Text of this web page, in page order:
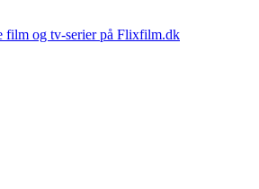
film og tv-serier på Flixfilm.dk